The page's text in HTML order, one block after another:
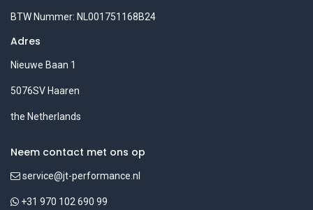
BTW Nummer: NL001751168B24
Adres
Nieuwe Baan 1
5076SV Haaren
the Netherlands
Neem contact met ons op
service@jt-performance.nl
+31 970 102 690 99